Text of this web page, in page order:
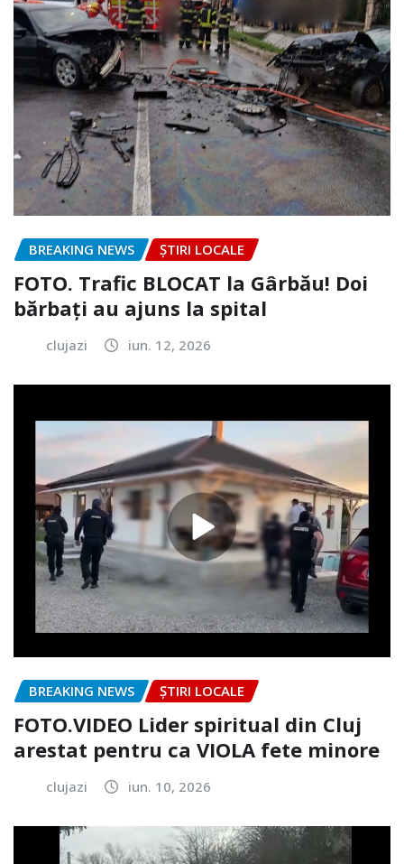
BREAKING NEWS ȘTIRI LOCALE
FOTO. Trafic BLOCAT la Gârbău! Doi
bărbați au ajuns la spital
clujazi iun. 12, 2026
BREAKING NEWS ȘTIRI LOCALE
FOTO.VIDEO Lider spiritual din Cluj
arestat pentru ca VIOLA fete minore
clujazi iun. 10, 2026